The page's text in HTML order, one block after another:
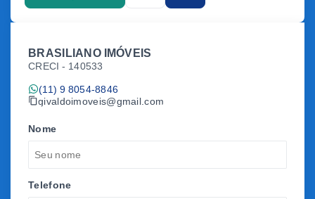
BRASILIANO IMÓVEIS
CRECI - 140533
(11) 9 8054-8846
givaldoimoveis@gmail.com
Nome
Telefone